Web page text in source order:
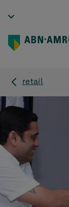
retail